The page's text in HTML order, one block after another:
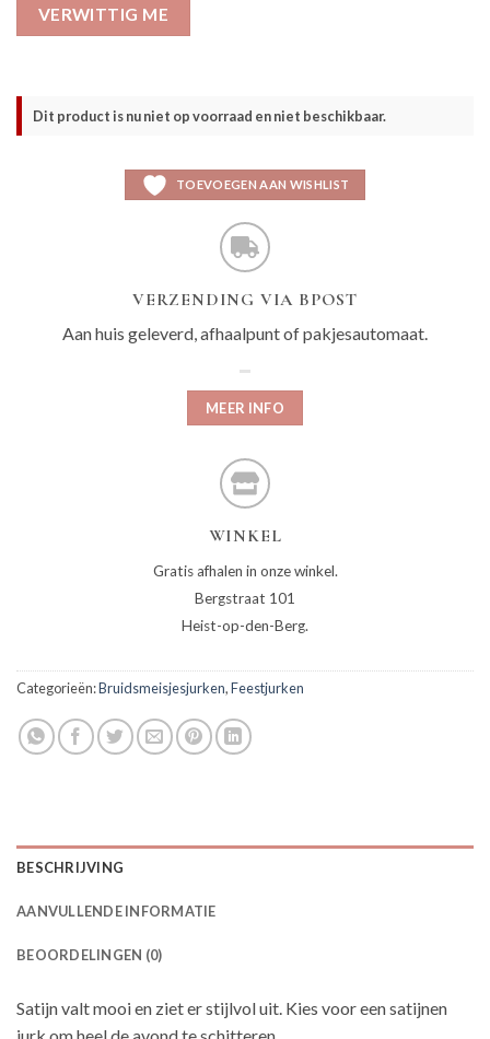
VERWITTIG ME
Dit product is nu niet op voorraad en niet beschikbaar.
TOEVOEGEN AAN WISHLIST
VERZENDING VIA BPOST
Aan huis geleverd, afhaalpunt of pakjesautomaat.
MEER INFO
WINKEL
Gratis afhalen in onze winkel.
Bergstraat 101
Heist-op-den-Berg.
Categorieën:Bruidsmeisjesjurken,Feestjurken
BESCHRIJVING
AANVULLENDE INFORMATIE
BEOORDELINGEN (0)
Satijn valt mooi en ziet er stijlvol uit. Kies voor een satijnen